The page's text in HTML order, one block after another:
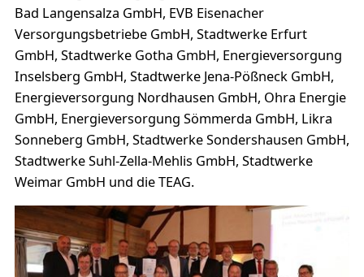
Bad Langensalza GmbH, EVB Eisenacher
Versorgungsbetriebe GmbH, Stadtwerke Erfurt
GmbH, Stadtwerke Gotha GmbH, Energieversorgung
Inselsberg GmbH, Stadtwerke Jena-Pößneck GmbH,
Energieversorgung Nordhausen GmbH, Ohra Energie
GmbH, Energieversorgung Sömmerda GmbH, Likra
Sonneberg GmbH, Stadtwerke Sondershausen GmbH,
Stadtwerke Suhl-Zella-Mehlis GmbH, Stadtwerke
Weimar GmbH und die TEAG.